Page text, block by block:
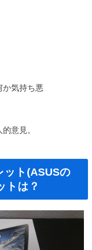
か気持ち悪
意見。
ト(ASUSの
トは？